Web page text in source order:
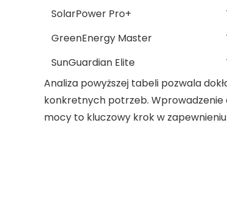
SolarPower Pro+
GreenEnergy Master
SunGuardian Elite
Analiza powyższej tabeli pozwala
konkretnych potrzeb. Wprowadzenie
mocy to kluczowy krok w